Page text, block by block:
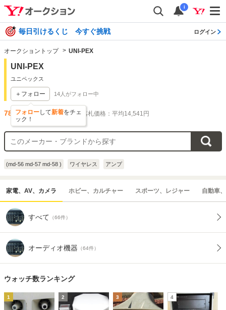
i
毎日引けるくじ 今すぐ挑戦 ログイン
オークショントップ UNI-PEX
UNI-PEX
ユニペックス
＋フォロー
フォローして新着をチェ
ック！
14 人がフォロー中
78 件出品されています 落札価格：平均14,541円
(md-56 md-57 md-58 ) ワイヤレス アンプ
家電、AV、カメラ ホビー、カルチャー スポーツ、レジャー 自動車
すべて （66件）
オーディオ機器 （64件）
ウォッチ数ランキング
1 2 3 4